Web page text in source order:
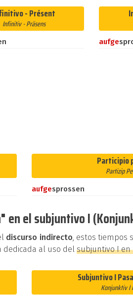
- Présent
Infinitiv - Präsens
aufge
Participio
Partizip
aufgesprossen
en el subjuntivo I
discurso indirecto, estos tiempos
dedicada al uso del subjuntivo I en
Subjuntivo I
Konjunktiv I